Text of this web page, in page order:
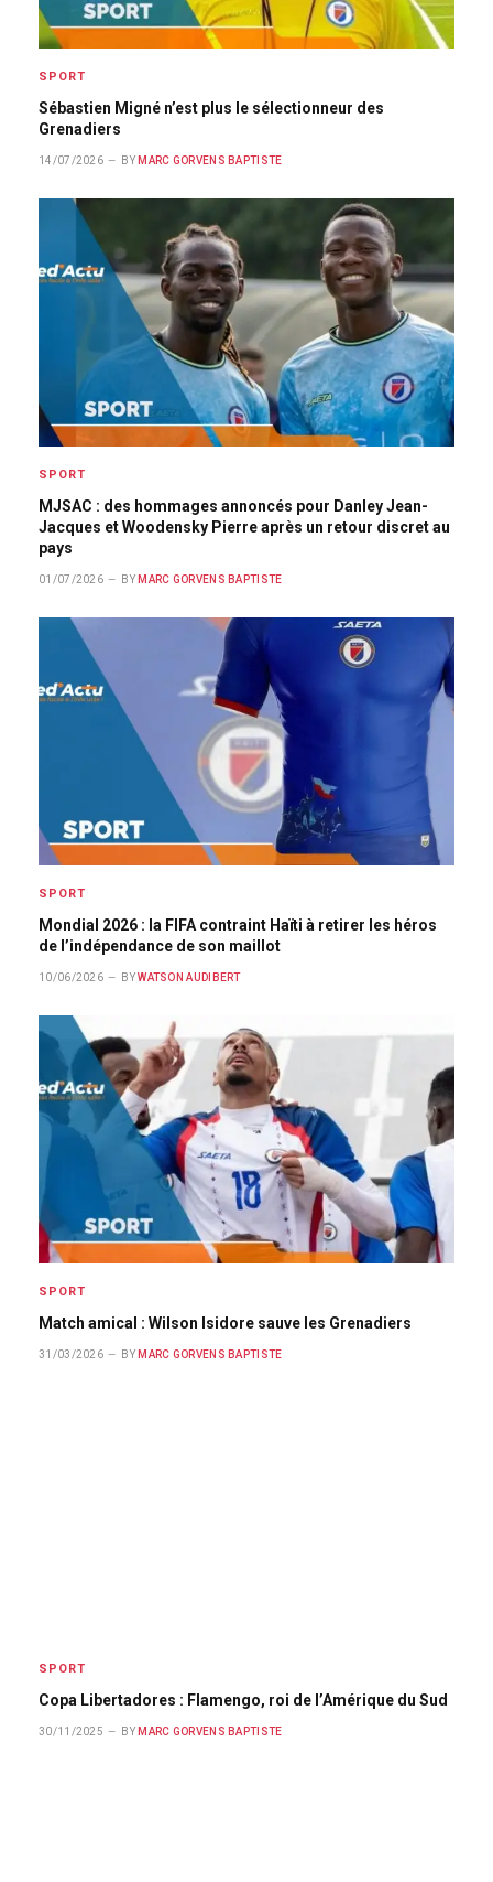
SPORT
Sébastien Migné n’est plus le sélectionneur des
Grenadiers
14/07/2026 BY MARC GORVENS BAPTISTE
SPORT
MJSAC : des hommages annoncés pour Danley Jean-
Jacques et Woodensky Pierre après un retour discret au
pays
01/07/2026 BY MARC GORVENS BAPTISTE
SPORT
Mondial 2026 : la FIFA contraint Haïti à retirer les héros
de l’indépendance de son maillot
10/06/2026 BY WATSON AUDIBERT
SPORT
Match amical : Wilson Isidore sauve les Grenadiers
31/03/2026 BY MARC GORVENS BAPTISTE
SPORT
Copa Libertadores : Flamengo, roi de l’Amérique du Sud
30/11/2025 BY MARC GORVENS BAPTISTE